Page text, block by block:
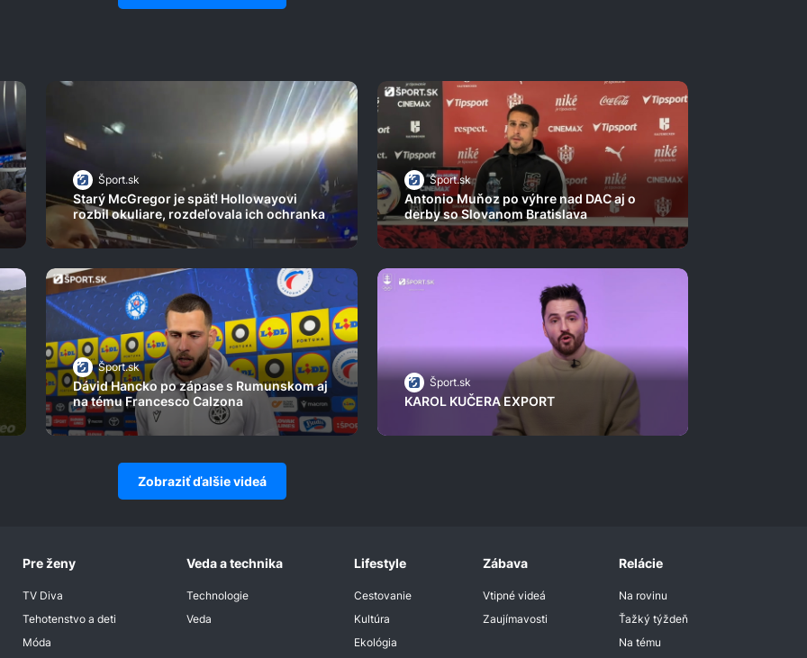
Šport.sk
Starý McGregor je späť! Hollowayovi
rozbil okuliare, rozdeľovala ich ochranka
Šport.sk
Antonio Muňoz po výhre nad DAC aj o
derby so Slovanom Bratislava
Šport.sk
Dávid Hancko po zápase s Rumunskom aj
na tému Francesco Calzona
Šport.sk
KAROL KUČERA EXPORT
Zobraziť ďalšie videá
Pre ženy
TV Diva
Tehotenstvo a deti
Móda
Veda a technika
Technologie
Veda
Lifestyle
Cestovanie
Kultúra
Ekológia
Zábava
Vtipné videá
Zaujímavosti
Relácie
Na rovinu
Ťažký týždeň
Na tému